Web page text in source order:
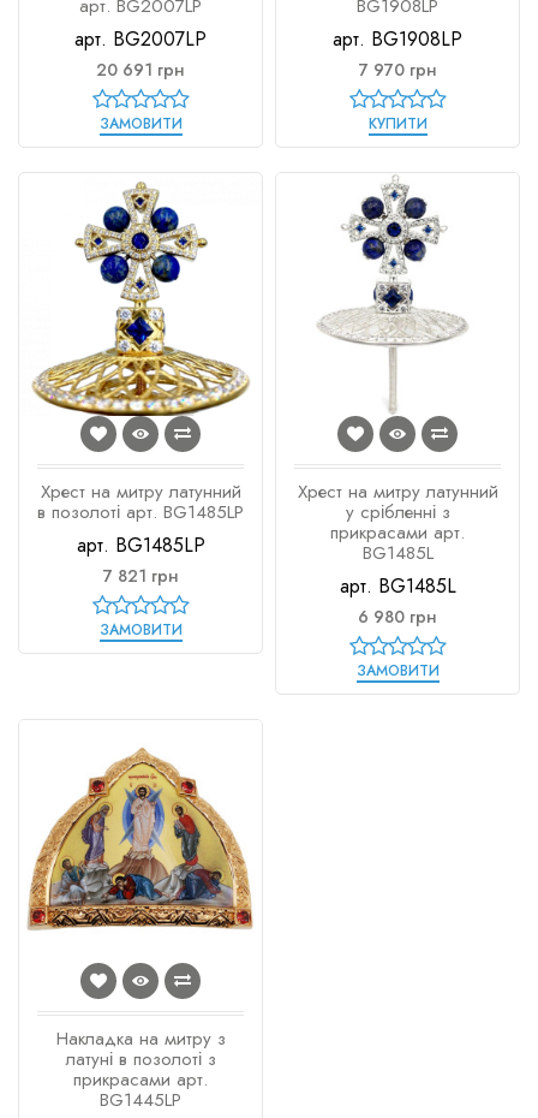
арт. BG2007LP
арт. BG2007LP
20 691 грн
ЗАМОВИТИ
BG1908LP
арт. BG1908LP
7 970 грн
КУПИТИ
Хрест на митру латунний
в позолоті арт. BG1485LP
арт. BG1485LP
7 821 грн
ЗАМОВИТИ
Хрест на митру латунний
у срібленні з
прикрасами арт.
BG1485L
арт. BG1485L
6 980 грн
ЗАМОВИТИ
Накладка на митру з
латуні в позолоті з
прикрасами арт.
BG1445LP